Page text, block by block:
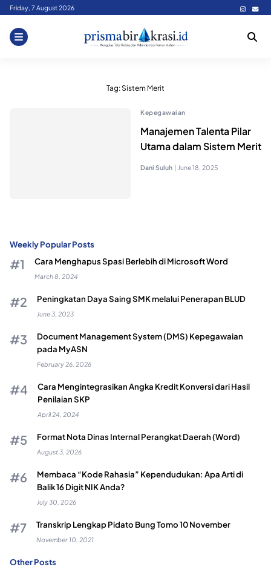
Skip
content
Friday, 7 August 2026
Tag:Sistem Merit
Kepegawaian
Manajemen Talenta Pilar
Utama dalam Sistem Merit
Dani Suluh | June 18, 2025
Weekly Popular Posts
Cara Menghapus Spasi Berlebih di Microsoft Word
March 8, 2024
Peningkatan Daya Saing SMK melalui Penerapan BLUD
June 3, 2023
Document Management System (DMS) Kepegawaian
pada MyASN
February 26, 2026
Cara Mengintegrasikan Angka Kredit Konversi dari Hasil
Penilaian SKP
April 24, 2024
Format Nota Dinas Internal Perangkat Daerah (Word)
August 3, 2026
Membaca “Kode Rahasia” Kependudukan: Apa Arti di
Balik 16 Digit NIK Anda?
July 30, 2026
Transkrip Lengkap Pidato Bung Tomo 10 November
November 10, 2021
Other Posts